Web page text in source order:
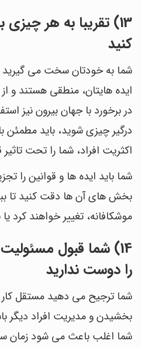
13) تقریبا به هر چیزی
کنید
شما به خودتان سخت می
ایده هایتان، منطقی هستند و
در برخورد با جهان بیرون نیز
درگیر چیزی شوید، باید مطمئن
اکثریت افراد، شما را تحت
شما باید ایده ها و قوانین را
بخش های آن ها دقت کنید تا
موشکافانه، تغییر خواهند کرد یا
14) شما قبول
را دوست ندارید
شما ترجیح می دهید مستقل
بخشیدن و مدیریت افراد دیگر
شما اغلب باعث می شود زمان سر